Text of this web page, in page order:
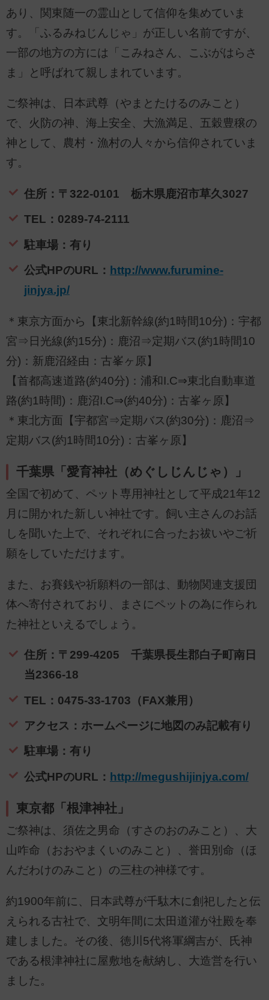
あり、関東随一の霊山として信仰を集めていま
す。「ふるみねじんじゃ」が正しい名前ですが、
一部の地方の方には「こみねさん、こぶがはらさ
ま」と呼ばれて親しまれています。
ご祭神は、日本武尊（やまとたけるのみこと）
で、火防の神、海上安全、大漁満足、五穀豊穣の
神として、農村・漁村の人々から信仰されていま
す。
住所：〒322-0101 栃木県鹿沼市草久3027
TEL：0289-74-2111
駐車場：有り
公式HPのURL： http://www.furumine-
jinjya.jp/
＊東京方面から【東北新幹線(約1時間10分)：宇都
宮⇒日光線(約15分)：鹿沼⇒定期バス(約1時間10
分)：新鹿沼経由：古峯ヶ原】
【首都高速道路(約40分)：浦和I.C⇒東北自動車道
路(約1時間)：鹿沼I.C⇒(約40分)：古峯ヶ原】
＊東北方面【宇都宮⇒定期バス(約30分)：鹿沼⇒
定期バス(約1時間10分)：古峯ヶ原】
千葉県「愛育神社（めぐしじんじゃ）」
全国で初めて、ペット専用神社として平成21年12
月に開かれた新しい神社です。飼い主さんのお話
しを聞いた上で、それぞれに合ったお祓いやご祈
願をしていただけます。
また、お賽銭や祈願料の一部は、動物関連支援団
体へ寄付されており、まさにペットの為に作られ
た神社といえるでしょう。
住所：〒299-4205 千葉県長生郡白子町南日
当2366-18
TEL：0475-33-1703（FAX兼用）
アクセス：ホームページに地図のみ記載有り
駐車場：有り
公式HPのURL： http://megushijinjya.com/
東京都「根津神社」
ご祭神は、須佐之男命（すさのおのみこと）、大
山咋命（おおやまくいのみこと）、誉田別命（ほ
んだわけのみこと）の三柱の神様です。
約1900年前に、日本武尊が千駄木に創祀したと伝
えられる古社で、文明年間に太田道灌が社殿を奉
建しました。その後、徳川5代将軍綱吉が、氏神
である根津神社に屋敷地を献納し、大造営を行い
ました。